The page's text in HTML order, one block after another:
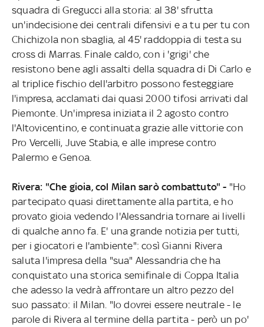
squadra di Gregucci alla storia: al 38' sfrutta
un'indecisione dei centrali difensivi e a tu per tu con
Chichizola non sbaglia, al 45' raddoppia di testa su
cross di Marras. Finale caldo, con i 'grigi' che
resistono bene agli assalti della squadra di Di Carlo e
al triplice fischio dell'arbitro possono festeggiare
l'impresa, acclamati dai quasi 2000 tifosi arrivati dal
Piemonte. Un'impresa iniziata il 2 agosto contro
l'Altovicentino, e continuata grazie alle vittorie con
Pro Vercelli, Juve Stabia, e alle imprese contro
Palermo e Genoa.
Rivera: "Che gioia, col Milan sarò combattuto" - "Ho
partecipato quasi direttamente alla partita, e ho
provato gioia vedendo l'Alessandria tornare ai livelli
di qualche anno fa. E' una grande notizia per tutti,
per i giocatori e l'ambiente": così Gianni Rivera
saluta l'impresa della "sua" Alessandria che ha
conquistato una storica semifinale di Coppa Italia
che adesso la vedrà affrontare un altro pezzo del
suo passato: il Milan. "Io dovrei essere neutrale - le
parole di Rivera al termine della partita - però un po'